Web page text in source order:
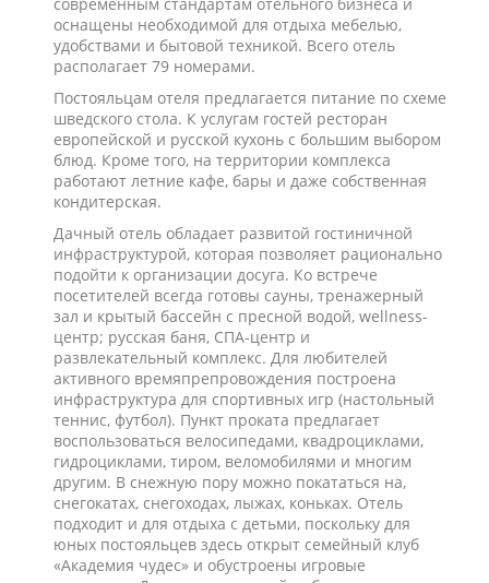
оснащены необходимой для отдыха мебелью,
удобствами и бытовой техникой. Всего отель
располагает 79 номерами.
Постояльцам отеля предлагается питание по схеме
шведского стола. К услугам гостей ресторан
европейской и русской кухонь с большим выбором
блюд. Кроме того, на территории комплекса
работают летние кафе, бары и даже собственная
кондитерская.
Дачный отель обладает развитой гостиничной
инфраструктурой, которая позволяет рационально
подойти к организации досуга. Ко встрече
посетителей всегда готовы сауны, тренажерный
зал и крытый бассейн с пресной водой, wellness-
центр; русская баня, СПА-центр и
развлекательный комплекс. Для любителей
активного времяпрепровождения построена
инфраструктура для спортивных игр (настольный
теннис, футбол). Пункт проката предлагает
воспользоваться велосипедами, квадроциклами,
гидроциклами, тиром, веломобилями и многим
другим. В снежную пору можно покататься на,
снегокатах, снегоходах, лыжах, коньках. Отель
подходит и для отдыха с детьми, поскольку для
юных постояльцев здесь открыт семейный клуб
«Академия чудес» и обустроены игровые